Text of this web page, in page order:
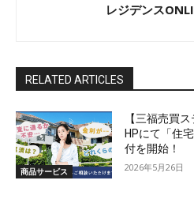
レジデンス
RELATED ARTICLES
商品サービス
【三福売買
HPにて「住
付を開始！
2026年5月26日